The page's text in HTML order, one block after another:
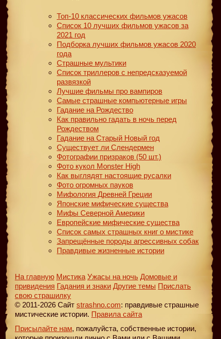
Топ-10 классических фильмов ужасов
Список 10 лучших фильмов ужасов за
2021 год
Подборка лучших фильмов ужасов 2020
года
Страшные мультики
Список триллеров с непредсказуемой
развязкой
Лучшие фильмы про вампиров
Самые страшные компьютерные игры
Гадание на Рождество
Как правильно гадать в ночь перед
Рождеством
Гадание на Старый Новый год
Существует ли Слендермен
Фотографии призраков (50 шт.)
Фото кукол Monster High
Как выглядят настоящие русалки
Фото огромных пауков
Мифология Древней Греции
Японские мифические существа
Мифы Северной Америки
Европейские мифические существа
Список самых страшных книг о мистике
Запрещённые породы агрессивных собак
Правдивые жизненные истории
На главную Мистика Ужасы на ночь Домовые и
привидения Гадания и знаки Другие темы Прислать
свою страшилку
© 2011-2026 Сайт strashno.com: правдивые страшные
мистические истории. Правила сайта
Присылайте нам, пожалуйста, собственные истории,